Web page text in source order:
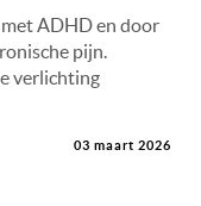
ADHD en door
pijn.
verlichting
03 maart 2026